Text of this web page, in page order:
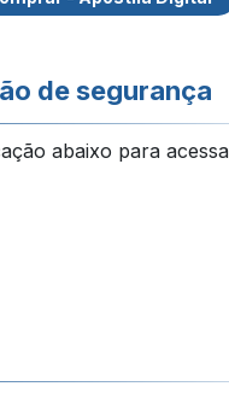
de segurança
abaixo para